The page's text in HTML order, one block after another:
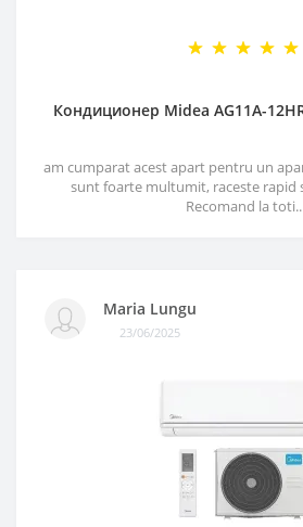
Кондиционер Midea AG11A-
am cumparat acest apart pentru un
sunt foarte multumit, raceste rapid
Recomand la toti..
Maria Lungu
23/06/2025